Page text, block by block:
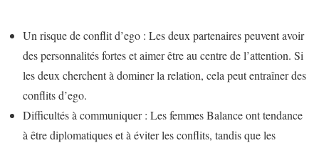
Un risque de conflit d’ego : Les deux partenaires peuvent avoir
des personnalités fortes et aimer être au centre de l’attention. Si
les deux cherchent à dominer la relation, cela peut entraîner des
conflits d’ego.
Difficultés à communiquer : Les femmes Balance ont tendance
à être diplomatiques et à éviter les conflits, tandis que les